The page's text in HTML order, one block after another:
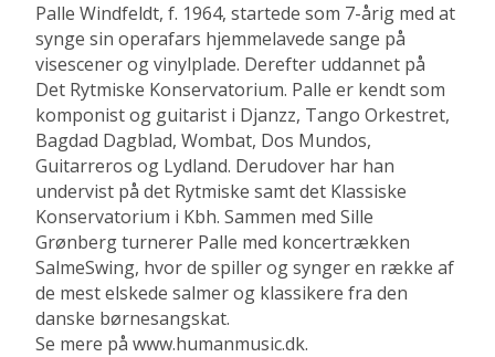
Palle Windfeldt, f. 1964, startede som 7-årig med at
synge sin operafars hjemmelavede sange på
visescener og vinylplade. Derefter uddannet på
Det Rytmiske Konservatorium. Palle er kendt som
komponist og guitarist i Djanzz, Tango Orkestret,
Bagdad Dagblad, Wombat, Dos Mundos,
Guitarreros og Lydland. Derudover har han
undervist på det Rytmiske samt det Klassiske
Konservatorium i Kbh. Sammen med Sille
Grønberg turnerer Palle med koncertrækken
SalmeSwing, hvor de spiller og synger en række af
de mest elskede salmer og klassikere fra den
danske børnesangskat.
Se mere på www.humanmusic.dk.